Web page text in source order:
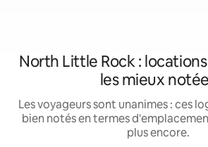
North Little Rock :
les mieux
Les voyageurs sont unanimes : ces
bien notés en termes
plus encore.